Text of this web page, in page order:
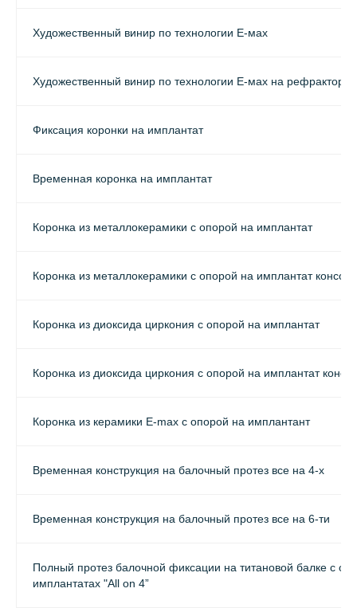
Художественный винир по технологии E-мах
Художественный винир по технологии E-мах на рефракторе
Фиксация коронки на имплантат
Временная коронка на имплантат
Коронка из металлокерамики с опорой на имплантат
Коронка из металлокерамики с опорой на имплантат консоль
Коронка из диоксида циркония с опорой на имплантат
Коронка из диоксида циркония с опорой на имплантат
Коронка из керамики Е-max с опорой на имплантант
Временная конструкция на балочный протез все на 4-х
Временная конструкция на балочный протез все на 6-ти
Полный протез балочной фиксации на титановой балке с
имплантатах "All on 4”